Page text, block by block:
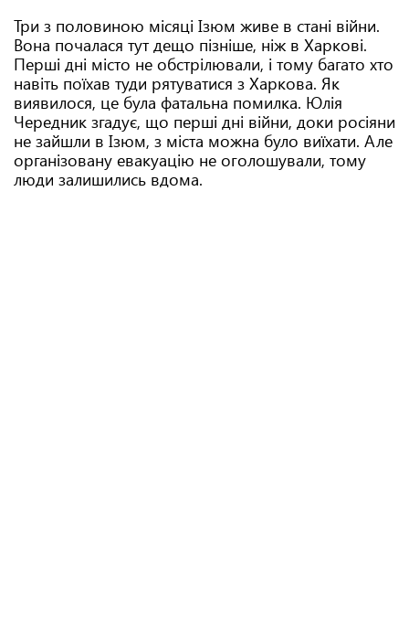
Три з половиною місяці Ізюм живе в стані війни.
Вона почалася тут дещо пізніше, ніж в Харкові.
Перші дні місто не обстрілювали, і тому багато хто
навіть поїхав туди рятуватися з Харкова. Як
виявилося, це була фатальна помилка. Юлія
Чередник згадує, що перші дні війни, доки росіяни
не зайшли в Ізюм, з міста можна було виїхати. Але
організовану евакуацію не оголошували, тому
люди залишились вдома.